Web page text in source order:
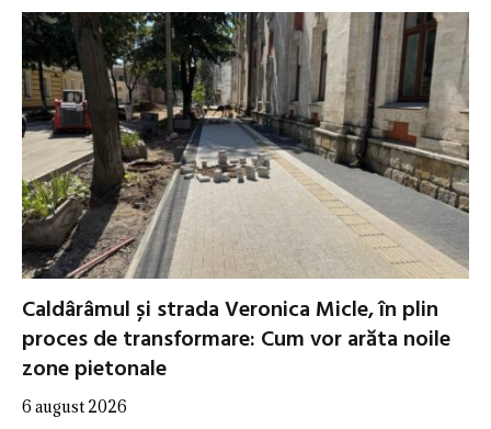
Caldârâmul și strada Veronica Micle, în plin
proces de transformare: Cum vor arăta noile
zone pietonale
6 august 2026